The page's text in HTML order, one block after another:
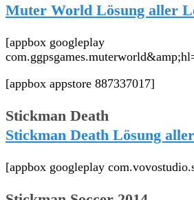
Muter World Lösung aller
[appbox googleplay
[appbox appstore 887337017]
Stickman Death
Stickman Death Lösung
[appbox googleplay